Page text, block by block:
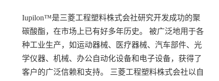
Iupilon™是三菱工程塑料株式会社研究开发成功的聚
碳酸酯，在市场上已有好多年历史。 被广泛地用于各
种工业生产，如运动器械、医疗器械、汽车部件、光
学仪器、机械、办公自动化设备和电子设备，获得了
客户的广泛信赖和支持。 三菱工程塑料株式会社以自